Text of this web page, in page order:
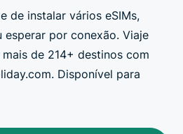
de instalar vários eSIMs,
esperar por conexão. Viaje
de 214+ destinos com
Disponível para